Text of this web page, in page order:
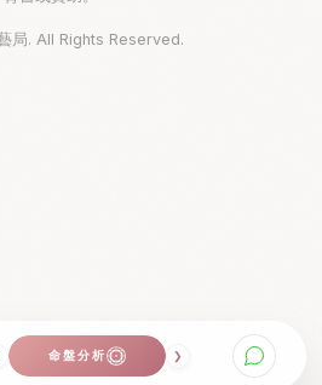
局. All Rights Reserved.
命盤分析 OFFERINGS
❯